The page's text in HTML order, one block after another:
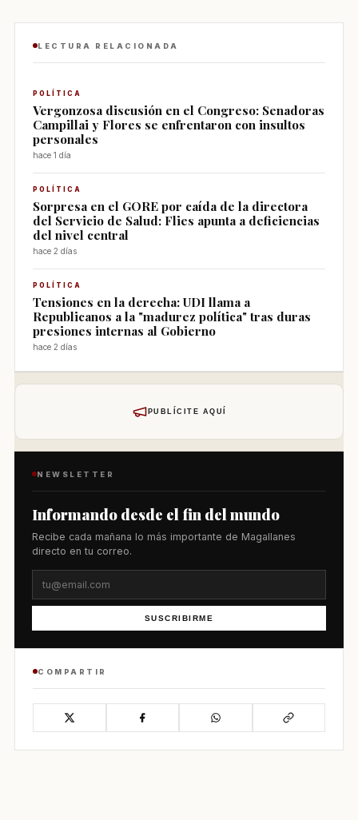
LECTURA RELACIONADA
POLÍTICA
Vergonzosa discusión en el Congreso: Senadoras
Campillai y Flores se enfrentaron con insultos
personales
hace 1 día
POLÍTICA
Sorpresa en el GORE por caída de la directora
del Servicio de Salud: Flies apunta a deficiencias
del nivel central
hace 2 días
POLÍTICA
Tensiones en la derecha: UDI llama a
Republicanos a la "madurez política" tras duras
presiones internas al Gobierno
hace 2 días
PUBLÍCITE AQUÍ
NEWSLETTER
Informando desde el fin del mundo
Recibe cada mañana lo más importante de Magallanes
directo en tu correo.
SUSCRIBIRME
COMPARTIR